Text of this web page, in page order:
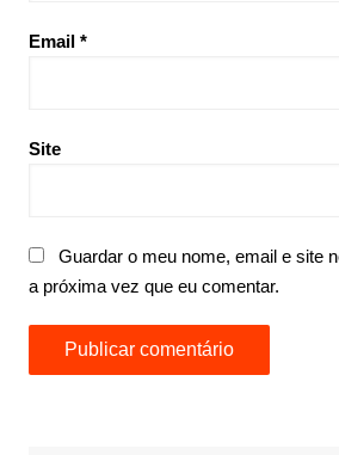
Email *
Site
Guardar o meu nome, email e site
a próxima vez que eu comentar.